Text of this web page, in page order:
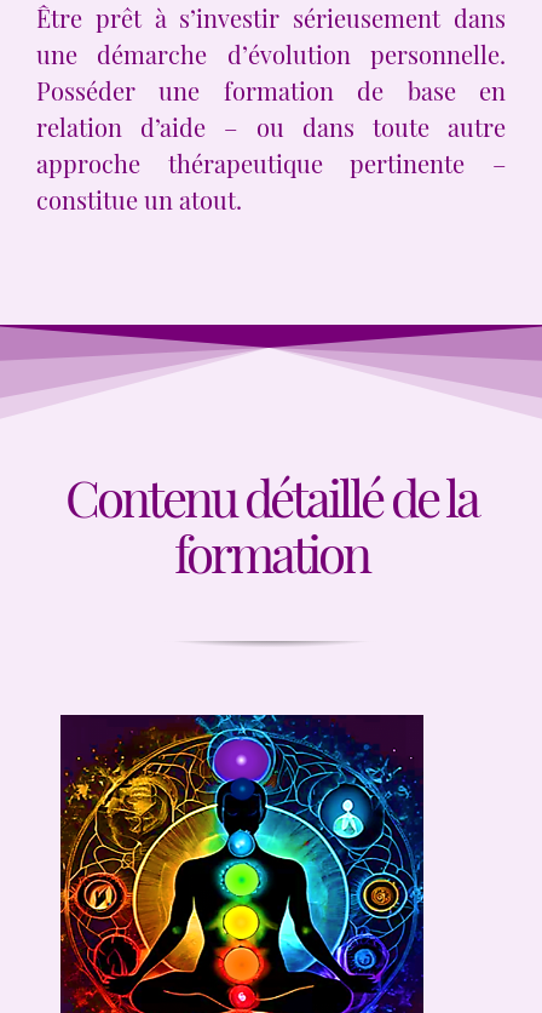
Être prêt à s’investir sérieusement dans
une démarche d’évolution personnelle.
Posséder une formation de base en
relation d’aide – ou dans toute autre
approche thérapeutique pertinente –
constitue un atout.
Contenu détaillé de la
formation